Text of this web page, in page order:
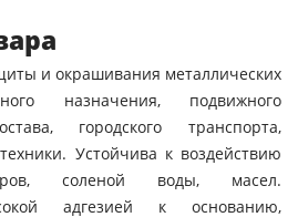
и окрашивания металлических
назначения, подвижного
городского транспорта,
Устойчива к воздействию
соленой воды, масел.
адгезией к основанию,